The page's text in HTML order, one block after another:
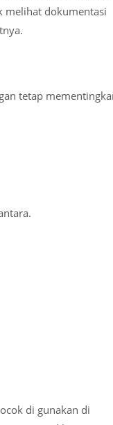
melihat dokumentasi
tetap
di gunakan di